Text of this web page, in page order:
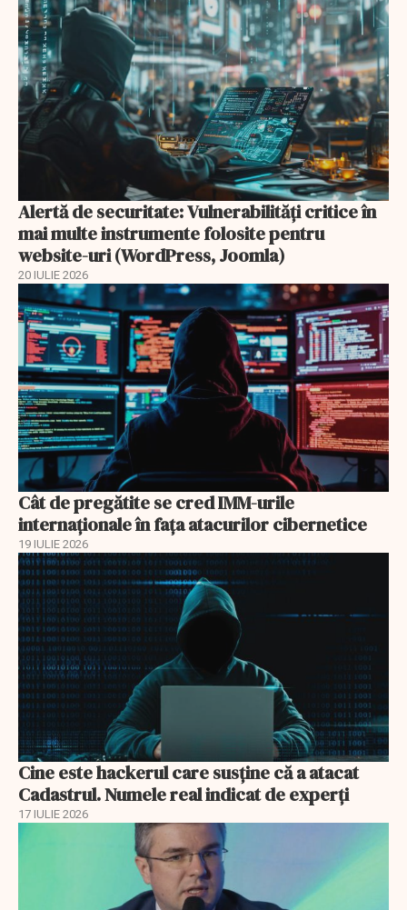
Alertă de securitate: Vulnerabilități critice în
mai multe instrumente folosite pentru
website-uri (WordPress, Joomla)
20 IULIE 2026
Cât de pregătite se cred IMM-urile
internaționale în fața atacurilor cibernetice
19 IULIE 2026
Cine este hackerul care susține că a atacat
Cadastrul. Numele real indicat de experți
17 IULIE 2026